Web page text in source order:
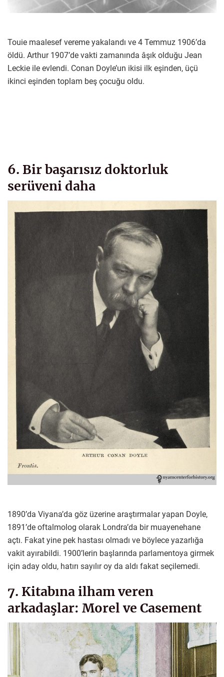
Touie maalesef vereme yakalandı ve 4 Temmuz 1906’da
öldü. Arthur 1907’de vakti zamanında âşık olduğu Jean
Leckie ile evlendi. Conan Doyle’un ikisi ilk eşinden, üçü
ikinci eşinden toplam beş çocuğu oldu.
6. Bir başarısız doktorluk
serüveni daha
1890’da Viyana’da göz üzerine araştırmalar yapan Doyle,
1891’de oftalmolog olarak Londra’da bir muayenehane
açtı. Fakat yine pek hastası olmadı ve böylece yazarlığa
vakit ayırabildi. 1900’lerin başlarında parlamentoya girmek
için aday oldu, hatırı sayılır oy da aldı fakat seçilemedi.
7. Kitabına ilham veren
arkadaşlar: Morel ve Casement